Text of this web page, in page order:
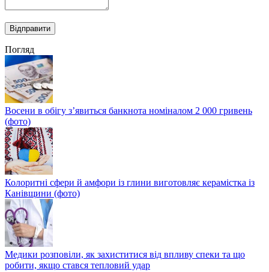
Погляд
Восени в обігу з’явиться банкнота номіналом 2 000 гривень
(фото)
Колоритні сфери й амфори із глини виготовляє керамістка із
Канівщини (фото)
Медики розповіли, як захиститися від впливу спеки та що
робити, якщо стався тепловий удар